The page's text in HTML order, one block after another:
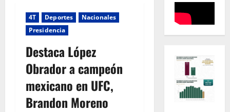
4T Deportes
Nacionales
Presidencia
Destaca López
Obrador a campeón
mexicano en UFC,
Brandon Moreno